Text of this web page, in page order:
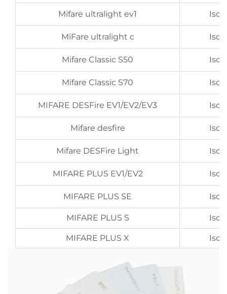
Mifare ultralight ev1
MiFare ultralight c
Mifare Classic S50
Mifare Classic S70
MIFARE DESFire EV1/EV2/EV3
Mifare desfire
Mifare DESFire Light
MIFARE PLUS EV1/EV2
MIFARE PLUS SE
MIFARE PLUS S
MIFARE PLUS X